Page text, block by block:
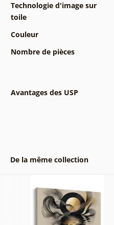
Technologie d'image sur
toile
Couleur
Nombre de pièces
Avantages des USP
De la même collection